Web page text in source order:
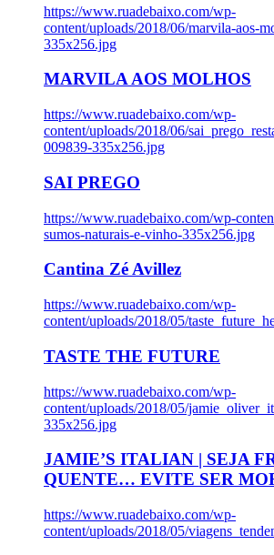
https://www.ruadebaixo.com/wp-
content/uploads/2018/06/marvila-aos-
335x256.jpg
MARVILA AOS MOLHOS
https://www.ruadebaixo.com/wp-
content/uploads/2018/06/
009839-335x256.jpg
SAI PREGO
https://www.ruadebaixo.com/wp-
sumos-naturais-e-vinho-335x256.jpg
Cantina Zé Avillez
https://www.ruadebaixo.com/wp-
content/uploads/2018/05/
TASTE THE FUTURE
https://www.ruadebaixo.com/wp-
content/uploads/2018/05/
335x256.jpg
JAMIE’S ITALIAN | SEJA
QUENTE… EVITE SER
https://www.ruadebaixo.com/wp-
content/uploads/2018/05/